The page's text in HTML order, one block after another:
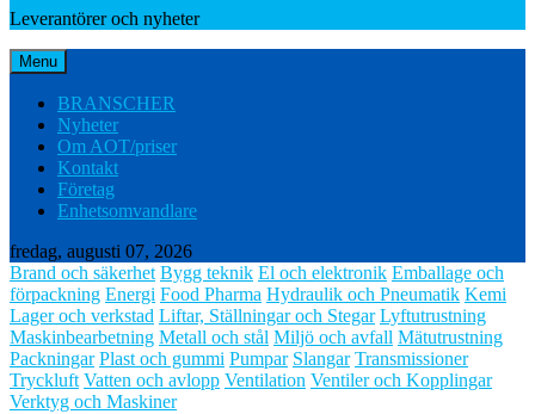
Leverantörer och nyheter
Menu
BRANSCHER
Nyheter
Om AOT/priser
Kontakt
Företag
Enhetsomvandlare
fredag, augusti 07, 2026
Brand och säkerhet Bygg teknik El och elektronik Emballage och
förpackning Energi Food Pharma Hydraulik och Pneumatik Kemi
Lager och verkstad Liftar, Ställningar och Stegar Lyftutrustning
Maskinbearbetning Metall och stål Miljö och avfall Mätutrustning
Packningar Plast och gummi Pumpar Slangar Transmissioner
Tryckluft Vatten och avlopp Ventilation Ventiler och Kopplingar
Verktyg och Maskiner